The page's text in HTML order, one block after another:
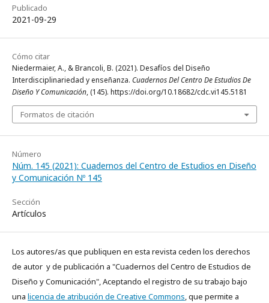
Publicado
2021-09-29
Cómo citar
Niedermaier, A., & Brancoli, B. (2021). Desafíos del Diseño
Interdisciplinariedad y enseñanza. Cuadernos Del Centro De Estudios De
Diseño Y Comunicación, (145). https://doi.org/10.18682/cdc.vi145.5181
Formatos de citación
Número
Núm. 145 (2021): Cuadernos del Centro de Estudios en Diseño
y Comunicación Nº 145
Sección
Artículos
Los autores/as que publiquen en esta revista ceden los derechos
de autor y de publicación a "Cuadernos del Centro de Estudios de
Diseño y Comunicación", Aceptando el registro de su trabajo bajo
una licencia de atribución de Creative Commons, que permite a